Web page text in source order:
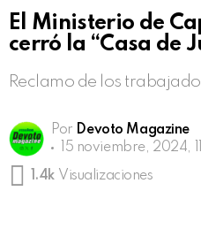
El Ministerio de
cerró la “Casa de
Reclamo de los
Por Devoto Magazine
15 noviembre, 2024,
1.4k Visualizaciones